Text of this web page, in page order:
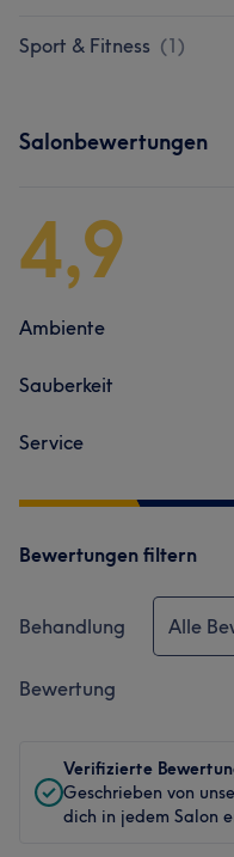
Sport & Fitness (1)
Salonbewertungen
4,9
Ambiente
Sauberkeit
Service
Bewertungen filtern
Behandlung Alle
Bewertung
Verifizierte
Geschrieben von
dich in jedem Salon